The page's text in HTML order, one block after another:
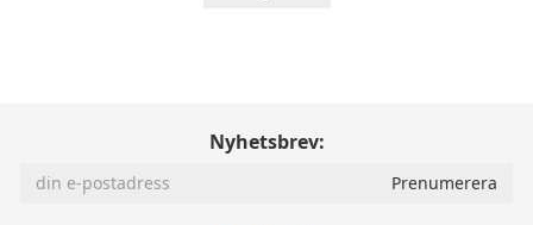
Nyhetsbrev: